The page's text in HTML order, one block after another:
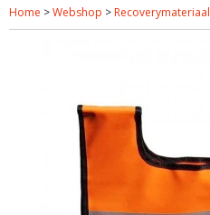
Home >Webshop > Recoverymateriaal